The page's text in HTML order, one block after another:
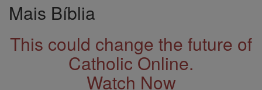
Mais Bíblia
This could change the future of
Catholic Online.
Watch Now